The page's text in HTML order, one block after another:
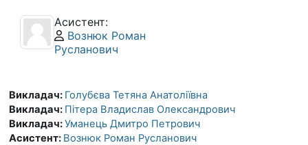
Асистент:
Профіль користувача:
Вознюк Роман
Русланович
Викладач: Голубєва Тетяна Анатоліївна
Викладач: Пітера Владислав Олександрович
Викладач:Уманець Дмитро Петрович
Асистент: Вознюк Роман Русланович